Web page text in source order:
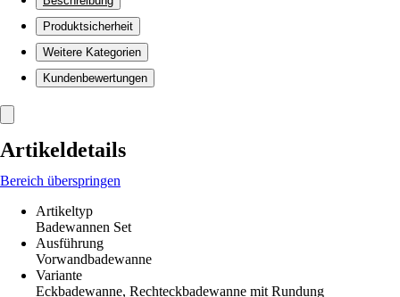
Produktsicherheit
Weitere Kategorien
Kundenbewertungen
Artikeldetails
Bereich überspringen
Artikeltyp
Badewannen Set
Ausführung
Vorwandbadewanne
Variante
Eckbadewanne, Rechteckbadewanne mit Rundung